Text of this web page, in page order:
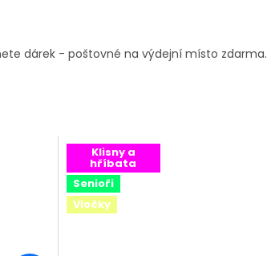
dárek - poštovné na výdejní místo zdarma.
Klisny a
hříbata
Senioři
Vločky